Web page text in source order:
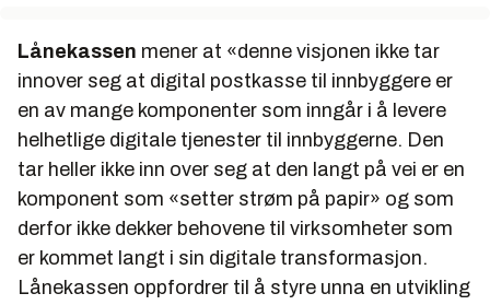
Lånekassen mener at «denne visjonen ikke tar
innover seg at digital postkasse til innbyggere er
en av mange komponenter som inngår i å levere
helhetlige digitale tjenester til innbyggerne. Den
tar heller ikke inn over seg at den langt på vei er en
komponent som «setter strøm på papir» og som
derfor ikke dekker behovene til virksomheter som
er kommet langt i sin digitale transformasjon.
Lånekassen oppfordrer til å styre unna en utvikling